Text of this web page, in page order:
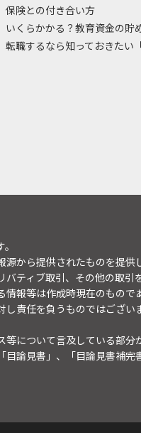
保険との付き合い方
いくらかかる？教育資金の貯
転職するなら知っておきたい
から提供されたものを提
ティブ取引、その他の取
報等は作成時現在のもの
責任を負うものではござ
について言及している部
目論見書」、「目論見書補